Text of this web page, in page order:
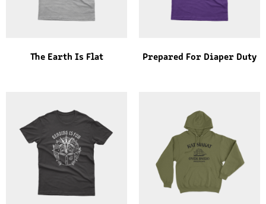
The Earth Is Flat Prepared For Diaper Duty